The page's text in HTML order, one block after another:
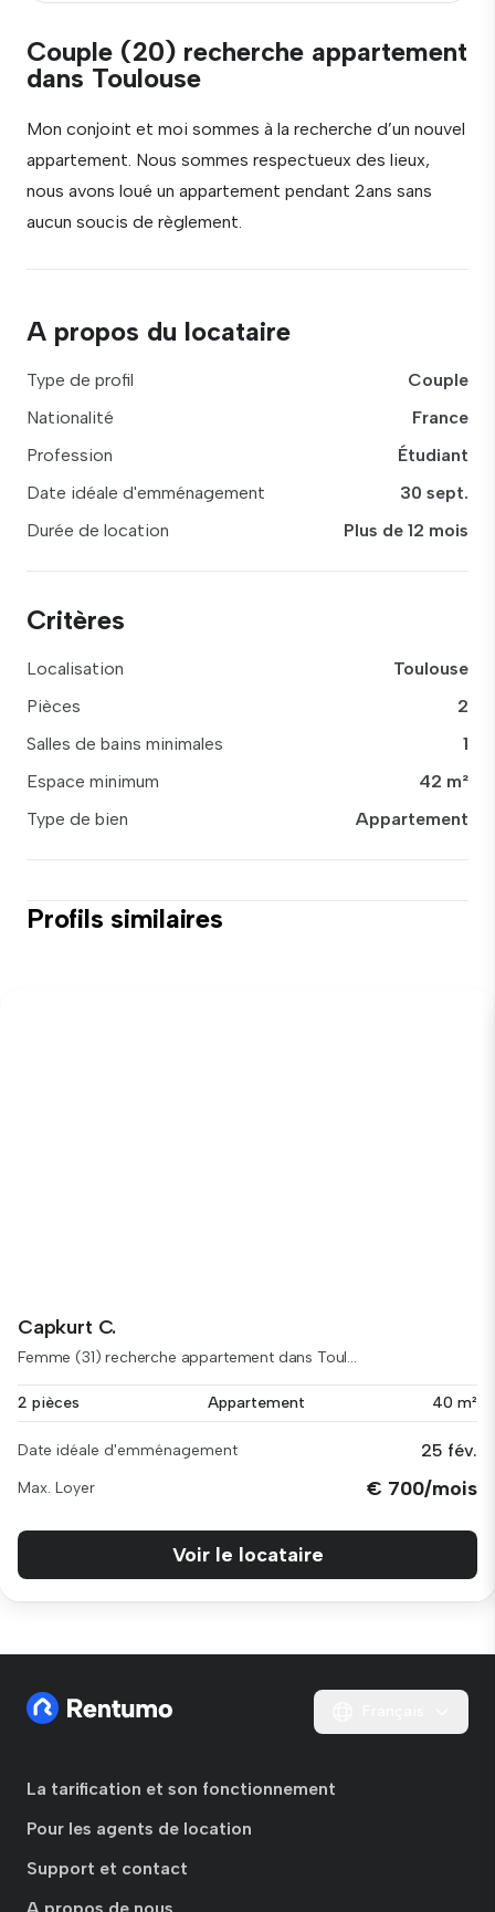
Couple (20) recherche appartement
dans Toulouse
Mon conjoint et moi sommes à la recherche d’un nouvel
appartement. Nous sommes respectueux des lieux,
nous avons loué un appartement pendant 2ans sans
aucun soucis de règlement.
A propos du locataire
Type de profil
Couple
Nationalité
France
Profession
Étudiant
Date idéale d'emménagement
30 sept.
Durée de location
Plus de 12 mois
Critères
Localisation
Toulouse
Pièces
2
Salles de bains minimales
1
Espace minimum
42 m²
Type de bien
Appartement
Profils similaires
Capkurt C.
Femme (31) recherche appartement dans Toul...
2 pièces Appartement 40 m²
Date idéale d'emménagement 25 fév.
Max. Loyer € 700/mois
Voir le locataire
La tarification et son fonctionnement
Pour les agents de location
Support et contact